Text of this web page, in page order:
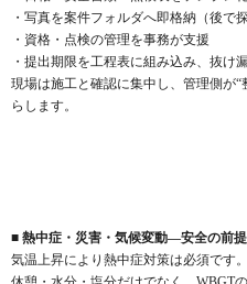
・写真を案件フォルダへ即格納（後で
・資格・点検の管理を事務が支援
・提出期限を工程表に組み込み、抜け
現場は施工と確認に集中し、管理側が
らします。
■ 熱中症・災害・気候変動—安全の前
気温上昇により熱中症対策は必須です。